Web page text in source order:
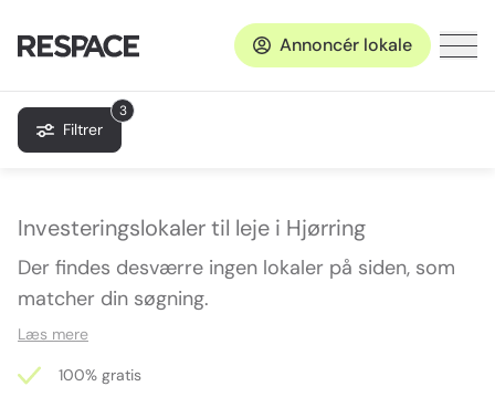
Annoncér lokale
3
Filtrer
Investeringslokaler til leje i Hjørring
Der findes desværre ingen lokaler på siden, som
matcher din søgning.
Læs mere
100% gratis